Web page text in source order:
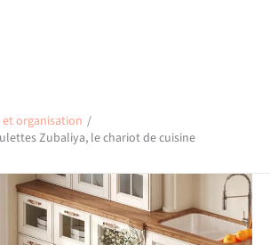
organisation
Zubaliya, le chariot de cuisine